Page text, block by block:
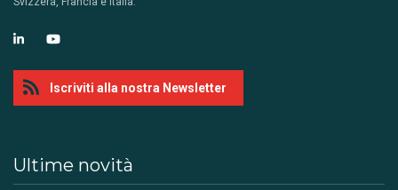
Iscriviti alla nostra Newsletter
Ultime novità